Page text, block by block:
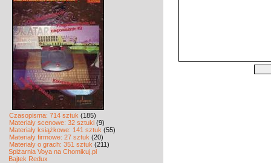
Czasopisma: 714 sztuk (185)
Materiały scenowe: 32 sztuki (9)
Materiały książkowe: 141 sztuk (55)
Materiały firmowe: 27 sztuk (20)
Materiały o grach: 351 sztuk (211)
Spiżarnia Voya na Chomikuj.pl
Bajtek Redux